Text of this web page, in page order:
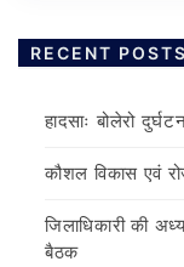
RECENT POSTS
हादसाः बोलेरो
कौशल विकास एवं
जिलाधिकारी की
बैठक